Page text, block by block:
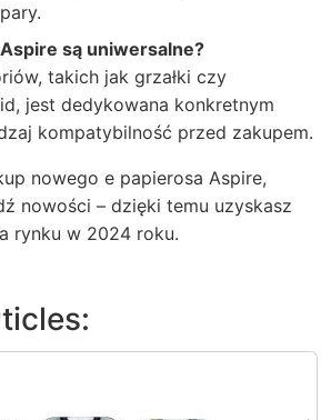
są uniwersalne?
takich jak grzałki czy
jest dedykowana konkretnym
kompatybilność przed zakupem.
nowego e papierosa Aspire,
nowości – dzięki temu uzyskasz
rynku w 2024 roku.